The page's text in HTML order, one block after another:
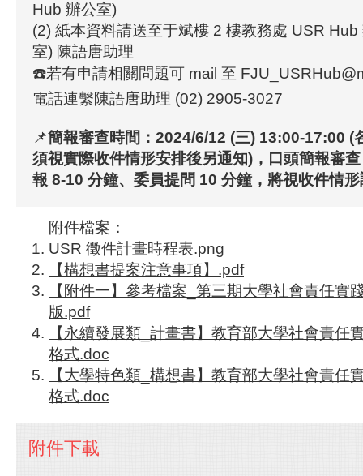
Hub 辦公室)
(2) 紙本資料請送至于斌樓 2 樓教務處 USR
室) 陳語唐助理
☎️若有申請相關問題可 mail 至
電話連繫陳語唐助理 (02) 2905-3027
📌簡報審查時間：2024/6/12 (三) 13:00-17:00 (
須視實際收件情形安排後另通知)，口頭簡報審
報 8-10 分鐘、委員提問 10 分鐘，將視收件情形
附件檔案：
USR 徵件計畫時程表.png
【構想書提案注意事項】.pdf
【附件一】參考檔案_第三期大學社會責任實
版.pdf
【永續發展類_計畫書】教育部大學社會責任
格式.doc
【大學特色類_構想書】教育部大學社會責任
格式.doc
附件下載